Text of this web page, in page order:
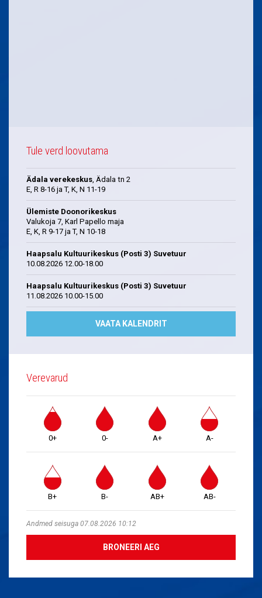
Tule verd loovutama
Ädala verekeskus, Ädala tn 2
E, R 8-16 ja T, K, N 11-19
Ülemiste Doonorikeskus
Valukoja 7, Karl Papello maja
E, K, R 9-17 ja T, N 10-18
Haapsalu Kultuurikeskus (Posti 3) Suvetuur
10.08.2026 12.00-18.00
Haapsalu Kultuurikeskus (Posti 3) Suvetuur
11.08.2026 10.00-15.00
VAATA KALENDRIT
Verevarud
0+ 0- A+ A-
B+ B- AB+ AB-
Andmed seisuga 07.08.2026 10:12
BRONEERI AEG